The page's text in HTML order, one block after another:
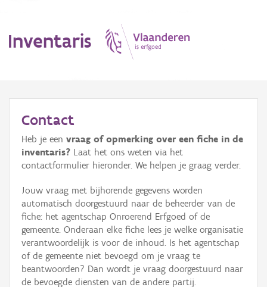
Inventaris
Erfgoedobject
Aanduidingsobject
Waarneming
Thema
Gebeurtenis
Persoon of collectief
Contact
Heb je een vraag of opmerking over een fiche in de
inventaris? Laat het ons weten via het
contactformulier hieronder. We helpen je graag verder.
Jouw vraag met bijhorende gegevens worden
automatisch doorgestuurd naar de beheerder van de
fiche: het agentschap Onroerend Erfgoed of de
gemeente. Onderaan elke fiche lees je welke organisatie
verantwoordelijk is voor de inhoud. Is het agentschap
of de gemeente niet bevoegd om je vraag te
beantwoorden? Dan wordt je vraag doorgestuurd naar
de bevoegde diensten van de andere partij.